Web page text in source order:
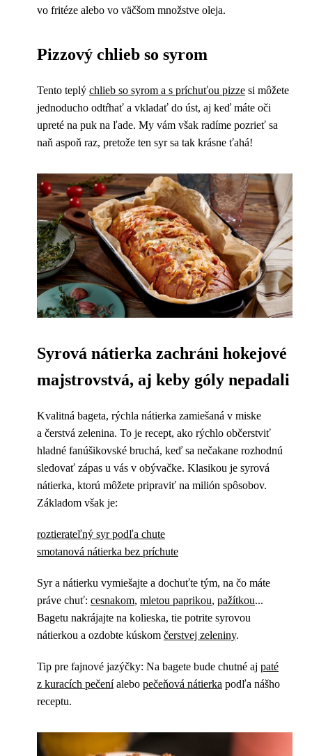
vo fritéze alebo vo väčšom množstve oleja.
Pizzový chlieb so syrom
Tento teplý chlieb so syrom a s príchuťou pizze si môžete
jednoducho odtŕhať a vkladať do úst, aj keď máte oči
upreté na puk na ľade. My vám však radíme pozrieť sa
naň aspoň raz, pretože ten syr sa tak krásne ťahá!
Syrová nátierka zachráni hokejové
majstrovstvá, aj keby góly nepadali
Kvalitná bageta, rýchla nátierka zamiešaná v miske
a čerstvá zelenina. To je recept, ako rýchlo občerstviť
hladné fanúšikovské bruchá, keď sa nečakane rozhodnú
sledovať zápas u vás v obývačke. Klasikou je syrová
nátierka, ktorú môžete pripraviť na milión spôsobov.
Základom však je:
roztierateľný syr podľa chute
smotanová nátierka bez príchute
Syr a nátierku vymiešajte a dochuťte tým, na čo máte
práve chuť: cesnakom, mletou paprikou, pažítkou...
Bagetu nakrájajte na kolieska, tie potrite syrovou
nátierkou a ozdobte kúskom čerstvej zeleniny.
Tip pre fajnové jazýčky: Na bagete bude chutné aj paté
z kuracích pečeníalebo pečeňová nátierka podľa nášho
receptu.